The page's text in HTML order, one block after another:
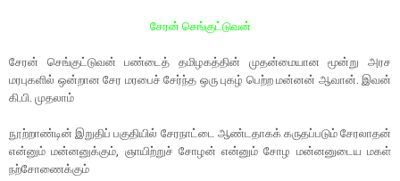
சேரன் செங்குட்டுவன்
சேரன் செங்குட்டுவன் பண்டைத் தமிழகத்தின் முதன்மையான மூன்று அரச
மரபுகளில் ஒன்றான சேர மரபைச் சேர்ந்த ஒரு புகழ் பெற்ற மன்னன் ஆவான். இவன்
கி.பி. முதலாம்
நூற்றாண்டின் இறுதிப் பகுதியில் சேரநாட்டை ஆண்டதாகக் கருதப்படும் சேரலாதன்
என்னும் மன்னனுக்கும், ஞாயிற்றுச் சோழன் என்னும் சோழ மன்னனுடைய மகள்
நற்சோணைக்கும்